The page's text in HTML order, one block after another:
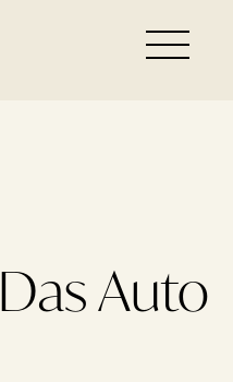
Das Auto